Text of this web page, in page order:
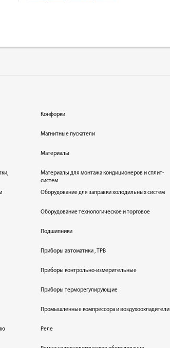
Конфорки
Магнитные пускатели
Материалы
Материалы для монтажа кондиционеров и сплит-
систем
Оборудование для заправки холодильных систем
Оборудование технологическое и торговое
Подшипники
Приборы автоматики , ТРВ
Приборы контрольно-измерительные
Приборы терморегулирующие
Промышленные компрессора и воздухоохладители
Реле